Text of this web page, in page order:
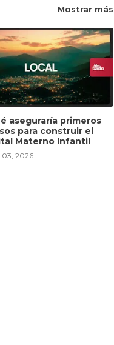
Mostrar más
aseguraría primeros
para construir el
Materno Infantil
03, 2026